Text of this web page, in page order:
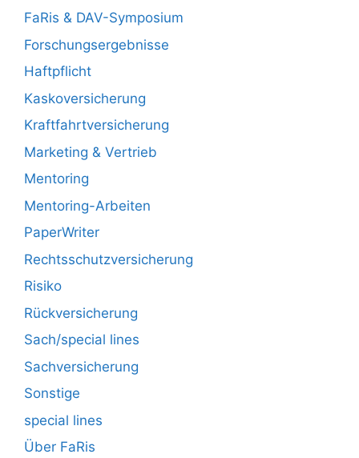
FaRis & DAV-Symposium
Forschungsergebnisse
Haftpflicht
Kaskoversicherung
Kraftfahrtversicherung
Marketing & Vertrieb
Mentoring
Mentoring-Arbeiten
PaperWriter
Rechtsschutzversicherung
Risiko
Rückversicherung
Sach/special lines
Sachversicherung
Sonstige
special lines
Über FaRis